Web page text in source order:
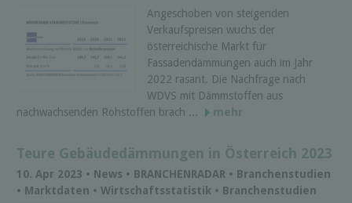
Angeschoben von steigenden
Verkaufspreisen wuchs der
österreichische Markt für
Fassadendämmungen auch im Jahr
2022 rasant. Die Nachfrage nach
WDVS mit Dämmstoffen aus
nachwachsenden Rohstoffen brach ...
mehr
Teure Gebäudedämmungen in Österreich 2023
10. Apr 2023 • News • BRANCHENRADAR • Branchenstudien
• Marktdaten • Wirtschaftsstatistik • Branchenstudien